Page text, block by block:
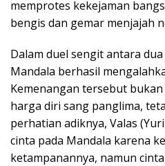
memprotes kekejaman
bengis dan gemar menjajah
Dalam duel sengit antara
Mandala berhasil
Kemenangan tersebut
harga diri sang panglima,
perhatian adiknya, Valas
cinta pada Mandala karena
ketampanannya, namun